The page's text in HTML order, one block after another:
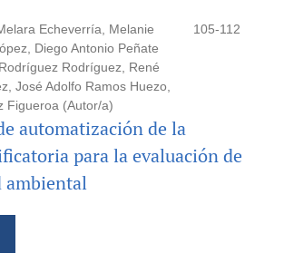
Echeverría, Melanie
Diego Antonio Peñate
Rodríguez, René
José Adolfo Ramos Huezo,
Figueroa (Autor/a)
105-112
automatización de la
para la evaluación de
ambiental